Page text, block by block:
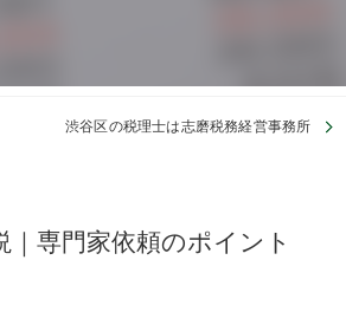
渋谷区の税理士は志磨税務経営事務所
専門家依頼のポイント